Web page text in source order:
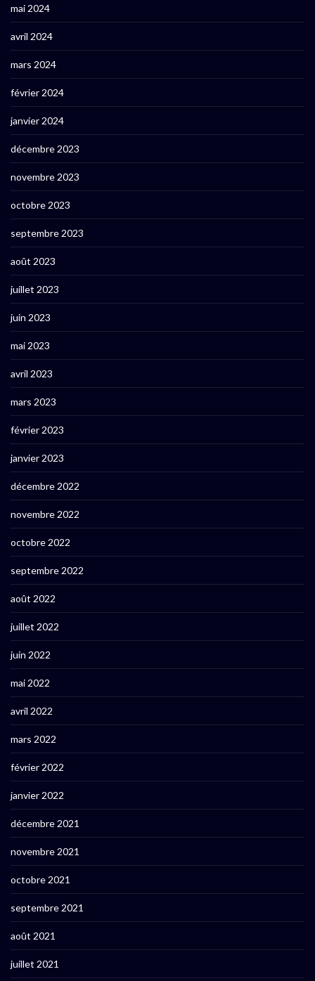
mai 2024
avril 2024
mars 2024
février 2024
janvier 2024
décembre 2023
novembre 2023
octobre 2023
septembre 2023
août 2023
juillet 2023
juin 2023
mai 2023
avril 2023
mars 2023
février 2023
janvier 2023
décembre 2022
novembre 2022
octobre 2022
septembre 2022
août 2022
juillet 2022
juin 2022
mai 2022
avril 2022
mars 2022
février 2022
janvier 2022
décembre 2021
novembre 2021
octobre 2021
septembre 2021
août 2021
juillet 2021